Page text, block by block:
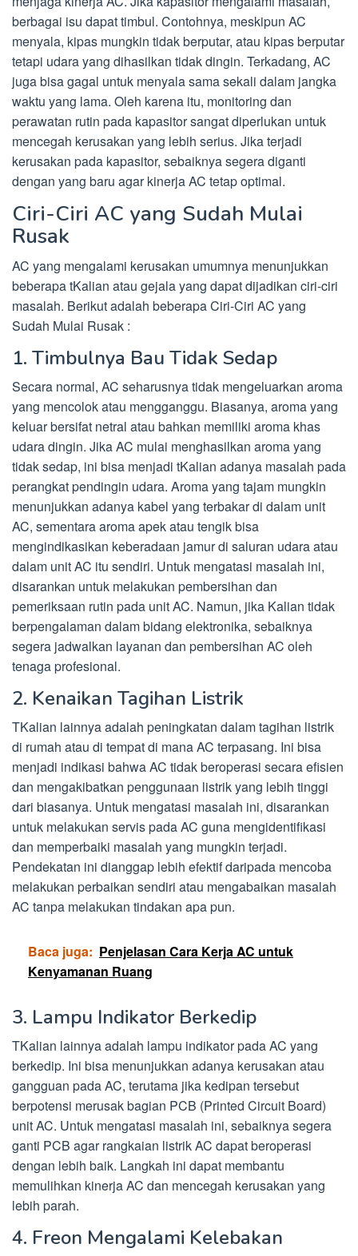
berbagai isu dapat timbul. Contohnya, meskipun AC
menyala, kipas mungkin tidak berputar, atau kipas berputar
tetapi udara yang dihasilkan tidak dingin. Terkadang, AC
juga bisa gagal untuk menyala sama sekali dalam jangka
waktu yang lama. Oleh karena itu, monitoring dan
perawatan rutin pada kapasitor sangat diperlukan untuk
mencegah kerusakan yang lebih serius. Jika terjadi
kerusakan pada kapasitor, sebaiknya segera diganti
dengan yang baru agar kinerja AC tetap optimal.
Ciri-Ciri AC yang Sudah Mulai
Rusak
AC yang mengalami kerusakan umumnya menunjukkan
beberapa tKalian atau gejala yang dapat dijadikan ciri-ciri
masalah. Berikut adalah beberapa Ciri-Ciri AC yang
Sudah Mulai Rusak :
1. Timbulnya Bau Tidak Sedap
Secara normal, AC seharusnya tidak mengeluarkan aroma
yang mencolok atau mengganggu. Biasanya, aroma yang
keluar bersifat netral atau bahkan memiliki aroma khas
udara dingin. Jika AC mulai menghasilkan aroma yang
tidak sedap, ini bisa menjadi tKalian adanya masalah pada
perangkat pendingin udara. Aroma yang tajam mungkin
menunjukkan adanya kabel yang terbakar di dalam unit
AC, sementara aroma apek atau tengik bisa
mengindikasikan keberadaan jamur di saluran udara atau
dalam unit AC itu sendiri. Untuk mengatasi masalah ini,
disarankan untuk melakukan pembersihan dan
pemeriksaan rutin pada unit AC. Namun, jika Kalian tidak
berpengalaman dalam bidang elektronika, sebaiknya
segera jadwalkan layanan dan pembersihan AC oleh
tenaga profesional.
2. Kenaikan Tagihan Listrik
TKalian lainnya adalah peningkatan dalam tagihan listrik
di rumah atau di tempat di mana AC terpasang. Ini bisa
menjadi indikasi bahwa AC tidak beroperasi secara efisien
dan mengakibatkan penggunaan listrik yang lebih tinggi
dari biasanya. Untuk mengatasi masalah ini, disarankan
untuk melakukan servis pada AC guna mengidentifikasi
dan memperbaiki masalah yang mungkin terjadi.
Pendekatan ini dianggap lebih efektif daripada mencoba
melakukan perbaikan sendiri atau mengabaikan masalah
AC tanpa melakukan tindakan apa pun.
Baca juga: Penjelasan Cara Kerja AC untuk
Kenyamanan Ruang
3. Lampu Indikator Berkedip
TKalian lainnya adalah lampu indikator pada AC yang
berkedip. Ini bisa menunjukkan adanya kerusakan atau
gangguan pada AC, terutama jika kedipan tersebut
berpotensi merusak bagian PCB (Printed Circuit Board)
unit AC. Untuk mengatasi masalah ini, sebaiknya segera
ganti PCB agar rangkaian listrik AC dapat beroperasi
dengan lebih baik. Langkah ini dapat membantu
memulihkan kinerja AC dan mencegah kerusakan yang
lebih parah.
4. Freon Mengalami Kelebakan